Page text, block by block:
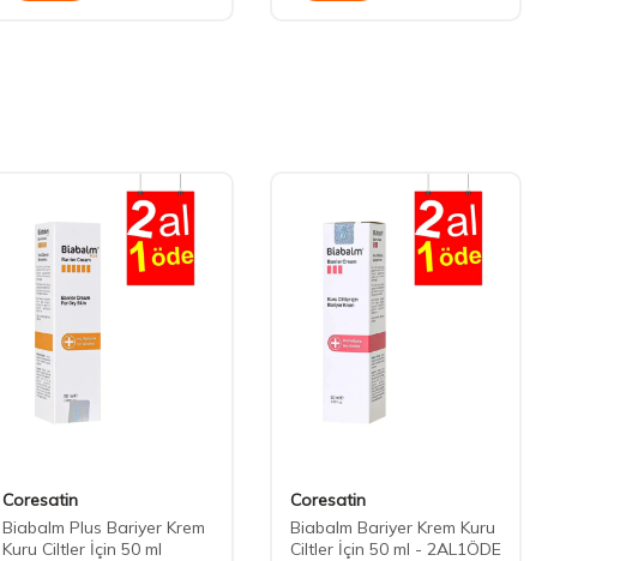
Coresatin
Biabalm Plus Bariyer Krem
Kuru Ciltler İçin 50 ml
Coresatin
Biabalm Bariyer Krem Kuru
Ciltler İçin 50 ml - 2AL1ÖDE